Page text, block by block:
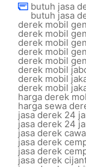
butuh jasa
butuh jasa
derek mobil
derek mobil
derek mobil
derek mobil
derek mobil
derek mobil
derek mobil
derek mobil
harga derek
harga sewa
jasa derek 24
jasa derek 24
jasa derek
jasa derek
jasa derek
jasa derek